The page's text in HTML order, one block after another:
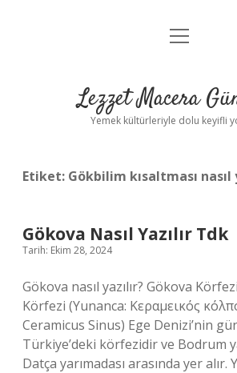
Anasayfa
Yasal Uyarı
menüyü
Lezzet Macera
Yemek kültürleriyle dolu keyifli
Etiket: Gökbilim kısaltması nasıl
Gökova Nasıl Yazılır Tdk
Tarih: Ekim 28, 2024
Gökova nasıl yazılır? Gökova
Körfezi (Yunanca: Κεραμεικός
Ceramicus Sinus) Ege Denizi’nin
Türkiye’deki körfezidir ve Bodrum
Datça yarımadası arasında yer alır.